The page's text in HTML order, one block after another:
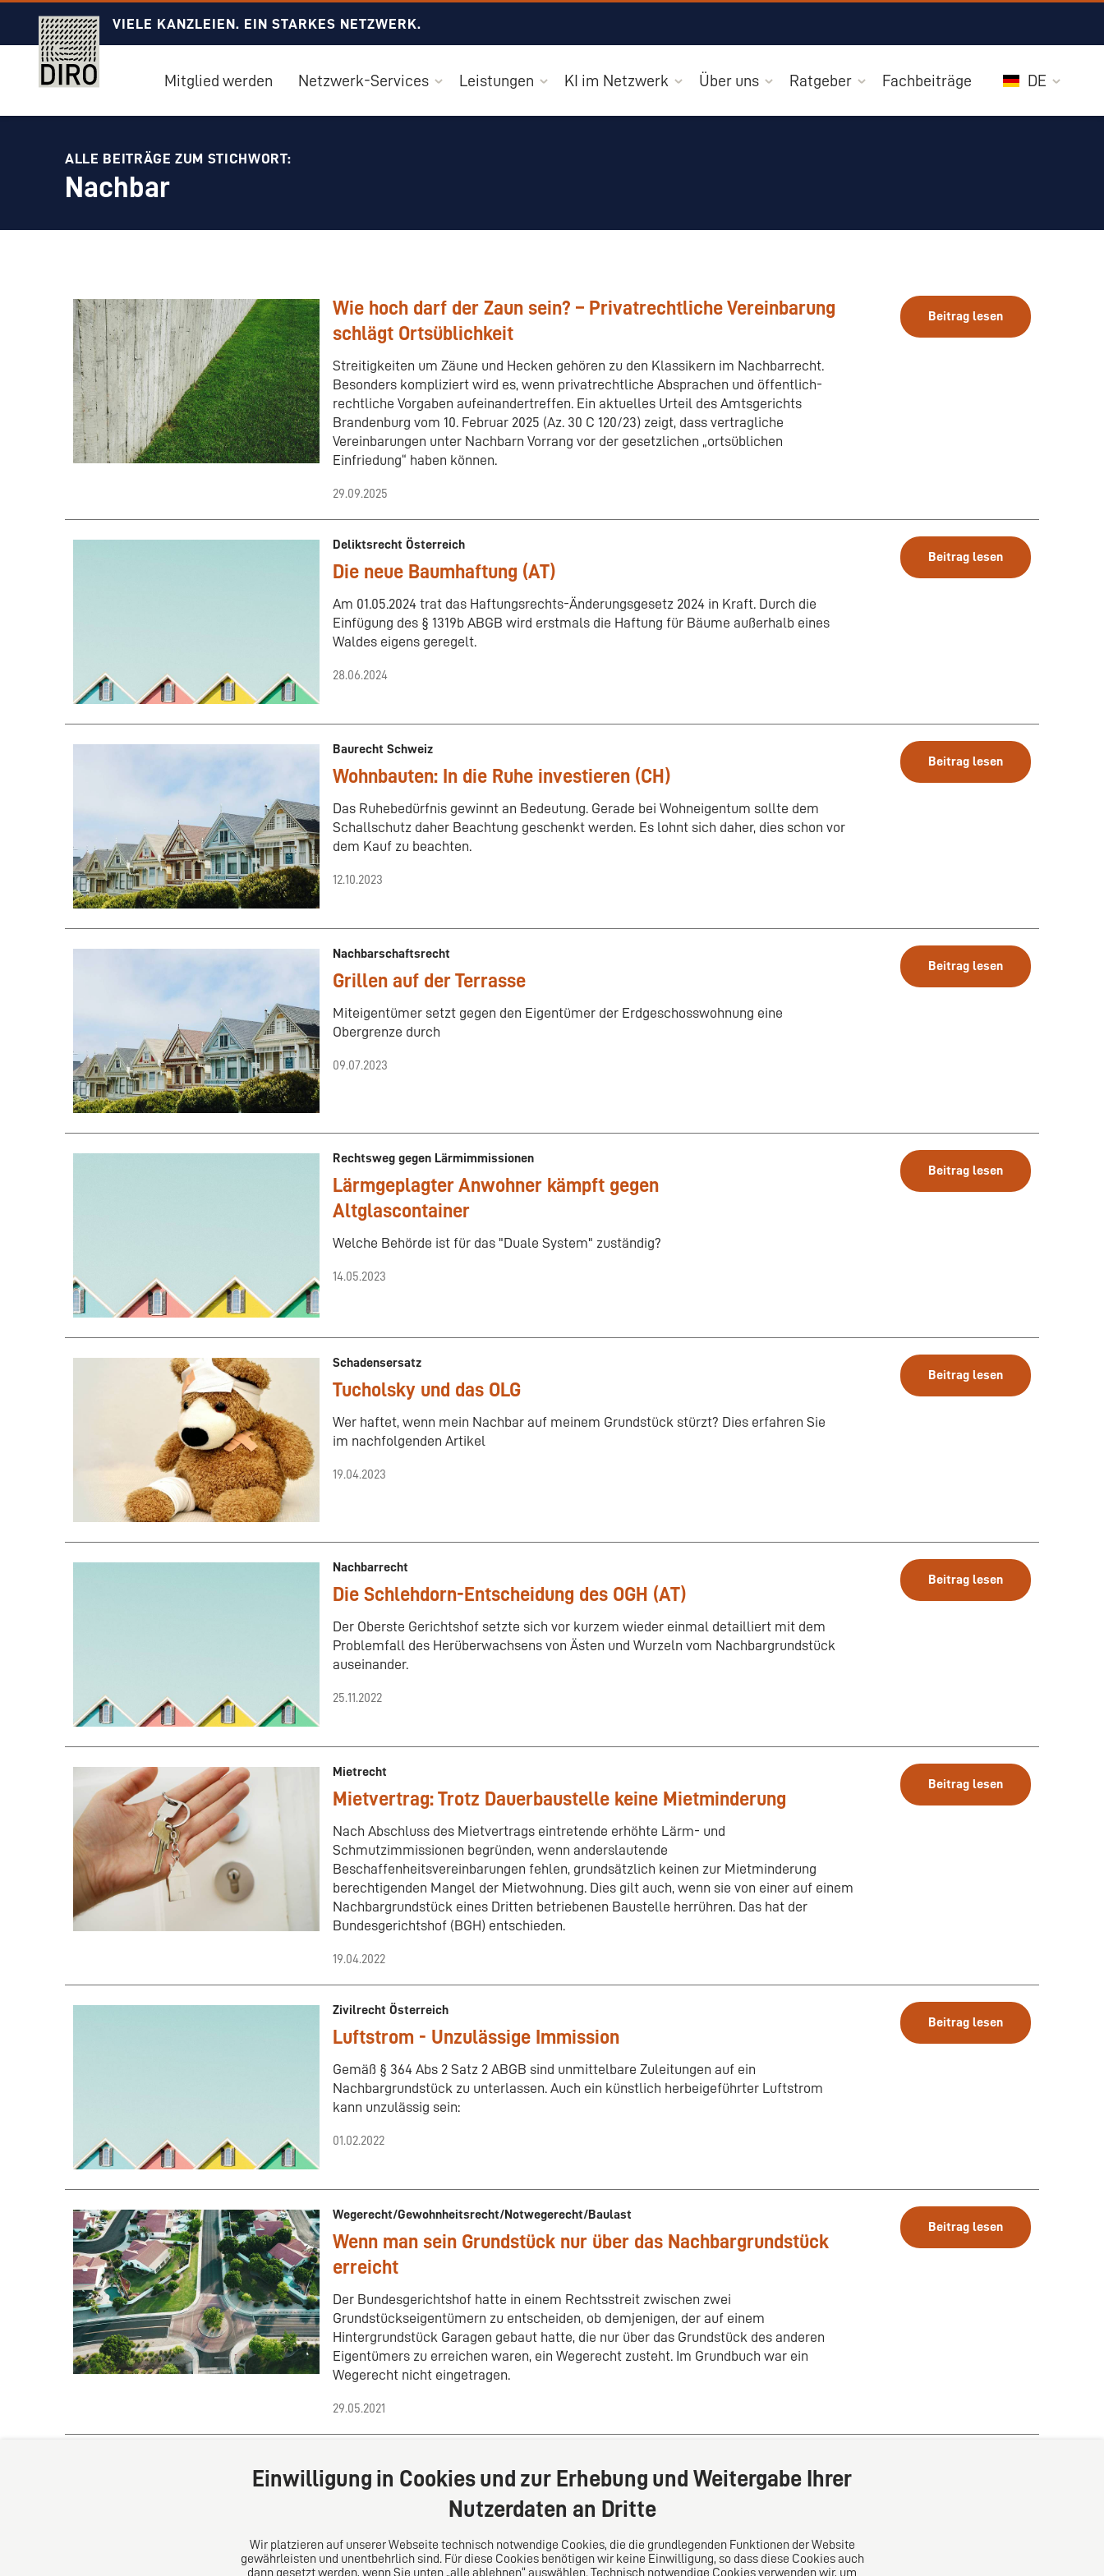
VIELE KANZLEIEN. EIN STARKES NETZWERK.
Mitglied werden Netzwerk-Services Leistungen KI im Netzwerk Über uns Ratgeber Fachbeiträge DE
ALLE BEITRÄGE ZUM STICHWORT:
Nachbar
Wie hoch darf der Zaun sein? – Privatrechtliche Vereinbarung
schlägt Ortsüblichkeit
Streitigkeiten um Zäune und Hecken gehören zu den Klassikern im Nachbarrecht.
Besonders kompliziert wird es, wenn privatrechtliche Absprachen und öffentlich-
rechtliche Vorgaben aufeinandertreffen. Ein aktuelles Urteil des Amtsgerichts
Brandenburg vom 10. Februar 2025 (Az. 30 C 120/23) zeigt, dass vertragliche
Vereinbarungen unter Nachbarn Vorrang vor der gesetzlichen „ortsüblichen
Einfriedung“ haben können.
29.09.2025
Beitrag lesen
Deliktsrecht Österreich
Die neue Baumhaftung (AT)
Am 01.05.2024 trat das Haftungsrechts-Änderungsgesetz 2024 in Kraft. Durch die
Einfügung des § 1319b ABGB wird erstmals die Haftung für Bäume außerhalb eines
Waldes eigens geregelt.
28.06.2024
Beitrag lesen
Baurecht Schweiz
Wohnbauten: In die Ruhe investieren (CH)
Das Ruhebedürfnis gewinnt an Bedeutung. Gerade bei Wohneigentum sollte dem
Schallschutz daher Beachtung geschenkt werden. Es lohnt sich daher, dies schon vor
dem Kauf zu beachten.
12.10.2023
Beitrag lesen
Nachbarschaftsrecht
Grillen auf der Terrasse
Miteigentümer setzt gegen den Eigentümer der Erdgeschosswohnung eine
Obergrenze durch
09.07.2023
Beitrag lesen
Rechtsweg gegen Lärmimmissionen
Lärmgeplagter Anwohner kämpft gegen
Altglascontainer
Welche Behörde ist für das "Duale System" zuständig?
14.05.2023
Beitrag lesen
Schadensersatz
Tucholsky und das OLG
Wer haftet, wenn mein Nachbar auf meinem Grundstück stürzt? Dies erfahren Sie
im nachfolgenden Artikel
19.04.2023
Beitrag lesen
Nachbarrecht
Die Schlehdorn-Entscheidung des OGH (AT)
Der Oberste Gerichtshof setzte sich vor kurzem wieder einmal detailliert mit dem
Problemfall des Herüberwachsens von Ästen und Wurzeln vom Nachbargrundstück
auseinander.
25.11.2022
Beitrag lesen
Mietrecht
Mietvertrag: Trotz Dauerbaustelle keine Mietminderung
Nach Abschluss des Mietvertrags eintretende erhöhte Lärm- und
Schmutzimmissionen begründen, wenn anderslautende
Beschaffenheitsvereinbarungen fehlen, grundsätzlich keinen zur Mietminderung
berechtigenden Mangel der Mietwohnung. Dies gilt auch, wenn sie von einer auf einem
Nachbargrundstück eines Dritten betriebenen Baustelle herrühren. Das hat der
Bundesgerichtshof (BGH) entschieden.
19.04.2022
Beitrag lesen
Zivilrecht Österreich
Luftstrom - Unzulässige Immission
Gemäß § 364 Abs 2 Satz 2 ABGB sind unmittelbare Zuleitungen auf ein
Nachbargrundstück zu unterlassen. Auch ein künstlich herbeigeführter Luftstrom
kann unzulässig sein:
01.02.2022
Beitrag lesen
Wegerecht/Gewohnheitsrecht/Notwegerecht/Baulast
Wenn man sein Grundstück nur über das Nachbargrundstück
erreicht
Der Bundesgerichtshof hatte in einem Rechtsstreit zwischen zwei
Grundstückseigentümern zu entscheiden, ob demjenigen, der auf einem
Hintergrundstück Garagen gebaut hatte, die nur über das Grundstück des anderen
Eigentümers zu erreichen waren, ein Wegerecht zusteht. Im Grundbuch war ein
Wegerecht nicht eingetragen.
29.05.2021
Beitrag lesen
Zurück 1 2 Weiter
Einwilligung in Cookies und zur Erhebung und Weitergabe Ihrer
Nutzerdaten an Dritte
Wir platzieren auf unserer Webseite technisch notwendige Cookies, die die grundlegenden Funktionen der Website
gewährleisten und unentbehrlich sind. Für diese Cookies benötigen wir keine Einwilligung, so dass diese Cookies auch
dann gesetzt werden, wenn Sie unten „alle ablehnen“ auswählen. Technisch notwendige Cookies verwenden wir, um